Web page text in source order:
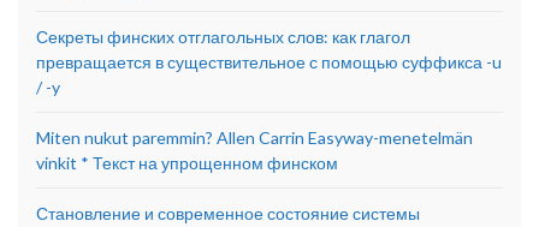
Секреты финских отглагольных слов: как глагол
превращается в существительное с помощью суффикса -u
/ -y
Miten nukut paremmin? Allen Carrin Easyway-menetelmän
vinkit * Текст на упрощенном финском
Становление и современное состояние системы